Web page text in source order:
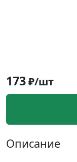
173₽/шт
Описание